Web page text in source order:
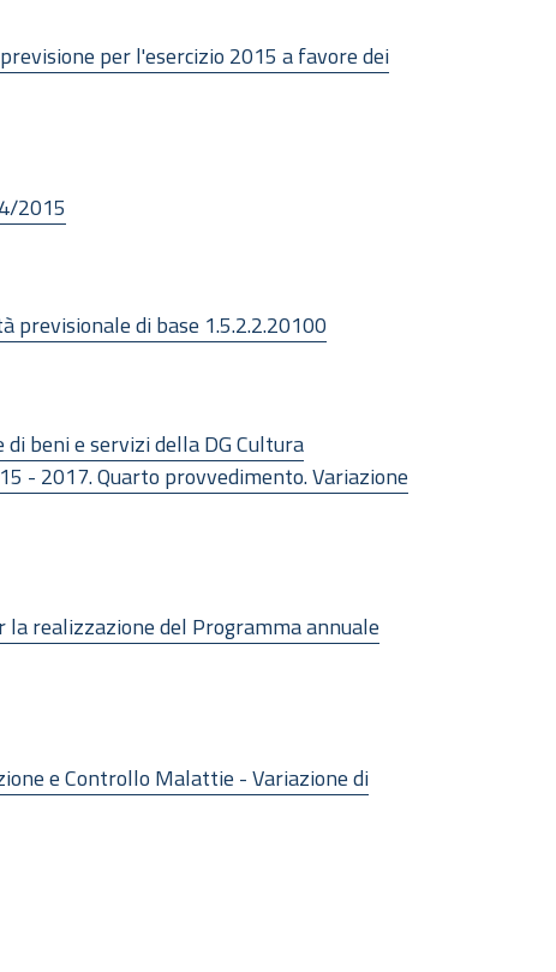
per l'esercizio 2015 a favore dei
2015
previsionale di base 1.5.2.2.20100
beni e servizi della DG Cultura
- 2017. Quarto provvedimento. Variazione
realizzazione del Programma annuale
e Controllo Malattie - Variazione di